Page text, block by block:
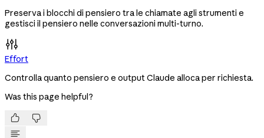
Preserva i blocchi di pensiero tra le chiamate agli strumenti e
gestisci il pensiero nelle conversazioni multi-turno.
Effort
Controlla quanto pensiero e output Claude alloca per richiesta.
Was this page helpful?
 